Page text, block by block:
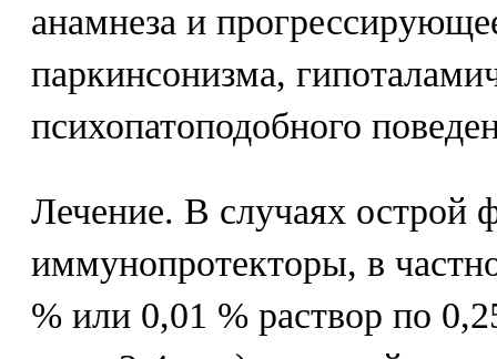
анамнеза и
паркинсонизма,
психопатоподобного
Лечение. В случаях
иммунопротекторы, в
% или 0,01 % раствор по